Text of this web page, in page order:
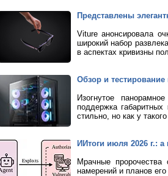
Представлены
Viture анонсировала
широкий набор
в аспектах кривизны
Обзор и тестирование
Изогнутое
поддержка
стильно, но как у
ИИтоги июля 2026 г.: а
Мрачные
намерений и планов